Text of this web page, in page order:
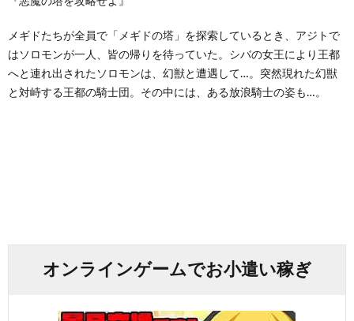
メギドたちが全員で「メギドの塔」を探索しているとき、アジトで
はソロモンが一人、皆の帰りを待っていた。シバの女王により王都
へと連れ出されたソロモンは、幻獣と遭遇して…。突然現れた幻獣
と対峙する王都の騎士団。その中には、ある放浪騎士の姿も…。
オンラインゲームでお小遣い稼ぎ